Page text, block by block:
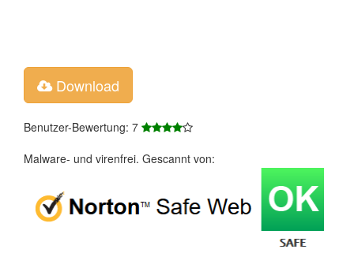
Download
Benutzer-Bewertung: 7
Malware- und virenfrei. Gescannt von: